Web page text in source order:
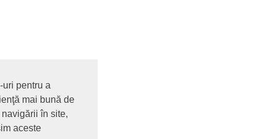
pentru a
mai bună de
în site,
aceste